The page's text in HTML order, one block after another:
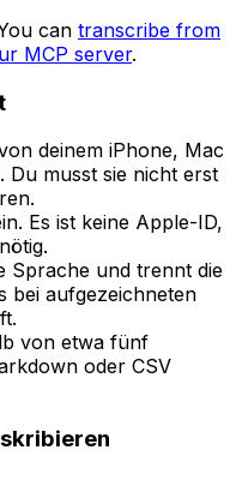
can transcribe from
MCP server.
deinem iPhone, Mac
musst sie nicht erst
Es ist keine Apple-ID,
Sprache und trennt die
bei aufgezeichneten
von etwa fünf
oder CSV